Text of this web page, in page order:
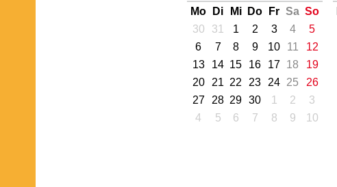
Mo
Di Mi Do Fr Sa So
30
31 1 2 3 4
5
6
7 8 9 10 11
12
13
14 15 16 17 18
19
20
21 22 23 24 25
26
27
28 29 30 1 2
3
4
5 6 7 8 9 10